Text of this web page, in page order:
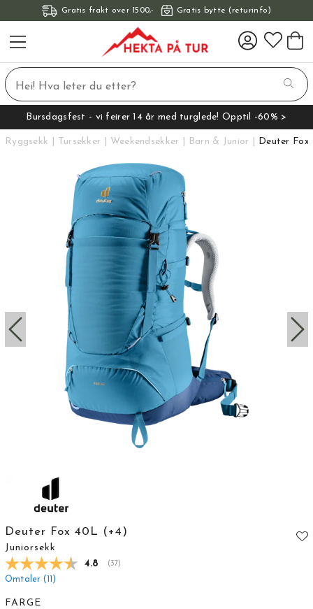
Gratis frakt over 1500,- Gratis bytte (returinfo)
Bursdagsfest - vi feirer 14 år med turglede! Opptil -60% >
Ryggsekk Tursekker Weekendsekker Barn & Junior Deuter
Deuter Fox 40L (+4)
Juniorsekk
Gjennomsnittskarakter:
4.8 (stemmer:
37)
Omtaler ( )
FARGE